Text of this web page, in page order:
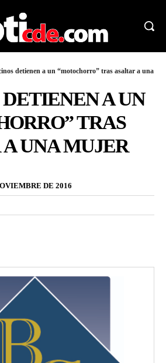
detienen a un “motochorro” tras asaltar a una
A UN
TRAS
UNA MUJER
DE 2016